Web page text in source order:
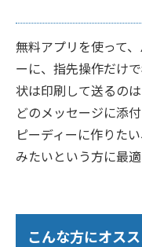
無料アプリを使って
ーに、指先操作だけ
状は印刷して送るの
どのメッセージに添
ピーディーに作りた
みたいという方に最適
こんな方にオスス